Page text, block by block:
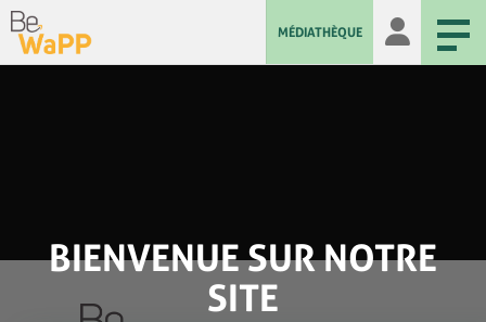
MÉDIATHÈQUE
BIENVENUE SUR NOTRE
SITE